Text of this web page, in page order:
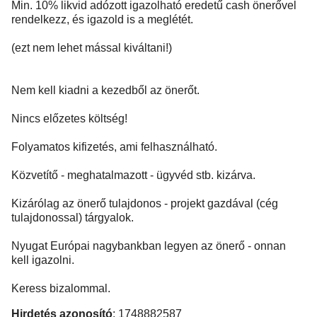
Min. 10% likvid adózott igazolható eredetű cash önerővel
rendelkezz, és igazold is a meglétét.
(ezt nem lehet mással kiváltani!)
Nem kell kiadni a kezedből az önerőt.
Nincs előzetes költség!
Folyamatos kifizetés, ami felhasználható.
Közvetítő - meghatalmazott - ügyvéd stb. kizárva.
Kizárólag az önerő tulajdonos - projekt gazdával (cég
tulajdonossal) tárgyalok.
Nyugat Európai nagybankban legyen az önerő - onnan
kell igazolni.
Keress bizalommal.
Hirdetés azonosító: 1748882587